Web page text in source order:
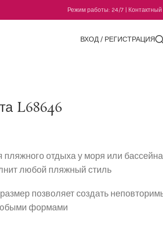
Режим работы: 24/7 |
ВХОД / РЕГИСТРАЦИЯ
L68646
пляжногоотдыхау моря или бассейна
любой пляжный стиль
позволяет создать
формами